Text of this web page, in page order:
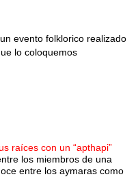
evento folklorico realizado
lo coloquemos
raíces con un “apthapi”
los miembros de una
entre los aymaras como